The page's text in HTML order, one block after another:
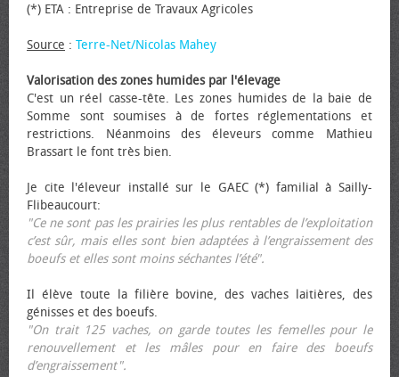
(*) ETA : Entreprise de Travaux Agricoles
Source : Terre-Net/Nicolas Mahey
Valorisation des zones humides par l'élevage
C'est un réel casse-tête. Les zones humides de la baie de
Somme sont soumises à de fortes réglementations et
restrictions. Néanmoins des éleveurs comme Mathieu
Brassart le font très bien.
Je cite l'éleveur installé sur le GAEC (*) familial à Sailly-
Flibeaucourt:
"Ce ne sont pas les prairies les plus rentables de l’exploitation
c’est sûr, mais elles sont bien adaptées à l’engraissement des
bœufs et elles sont moins séchantes l’été".
Il élève toute la filière bovine, des vaches laitières, des
génisses et des bœufs.
"On trait 125 vaches, on garde toutes les femelles pour le
renouvellement et les mâles pour en faire des bœufs
d’engraissement".